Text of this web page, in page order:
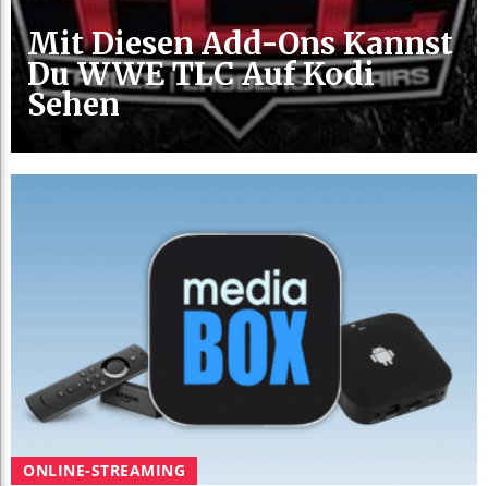
Mit Diesen Add-Ons Kannst
Du WWE TLC Auf Kodi
Sehen
ONLINE-STREAMING